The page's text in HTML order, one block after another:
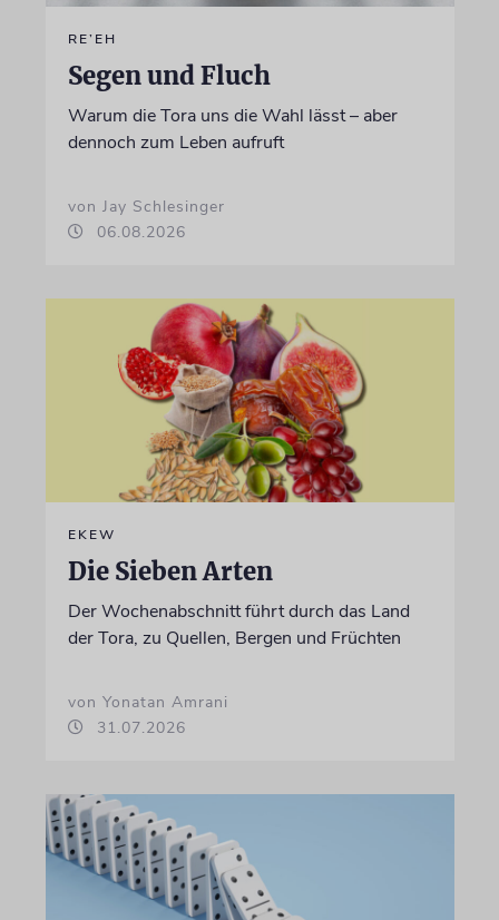
RE’EH
Segen und Fluch
Warum die Tora uns die Wahl lässt – aber
dennoch zum Leben aufruft
von Jay Schlesinger
06.08.2026
EKEW
Die Sieben Arten
Der Wochenabschnitt führt durch das Land
der Tora, zu Quellen, Bergen und Früchten
von Yonatan Amrani
31.07.2026